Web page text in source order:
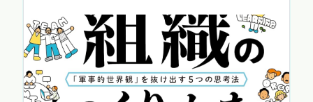
変革を推進する方全てを対象にしています。 # 本読
み会の内容 「冒険する組織のつくりかた」の本読み
会を開催します！
https://www.amazon.co.jp/dp/4799331175 参加
条件は、事前に「冒険する組織のつくりかた」をご
購入いただくことです。 ただし、書籍をお持ちでな